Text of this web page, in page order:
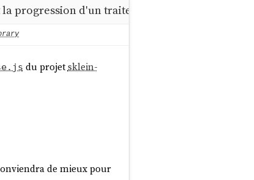
progression d'un traitement en ligne de
du projetsklein-
de mieux pour